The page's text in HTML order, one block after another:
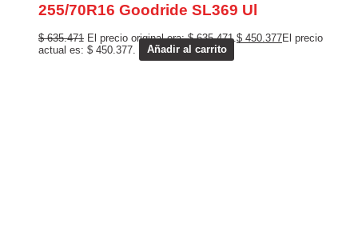
255/70R16 Goodride SL369 Ul
$635.471 El precio original era: $ 635.471. $ 450.377El precio
actual es: $ 450.377.
Añadir al carrito